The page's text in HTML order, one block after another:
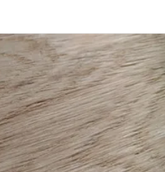
тарифи "до
деградувала: чи варто
зросли у кілька разів і як
телефоні